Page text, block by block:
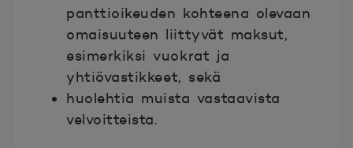
panttioikeuden kohteena olevaan
omaisuuteen liittyvät maksut,
esimerkiksi vuokrat ja
yhtiövastikkeet, sekä
huolehtia muista vastaavista
velvoitteista.